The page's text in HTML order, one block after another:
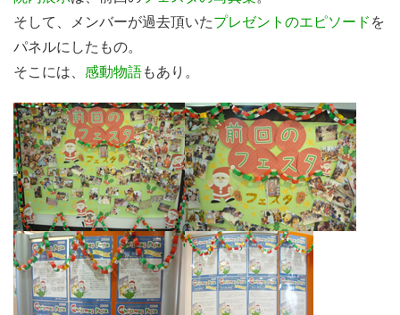
そして、メンバーが過去頂いたプレゼントのエピソード を
パネルにしたもの。
そこには、 感動物語もあり。